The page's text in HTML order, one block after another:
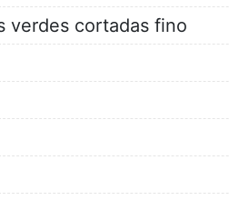
verdes cortadas fino